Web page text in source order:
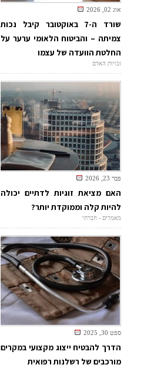
אוג 02, 2026
שורד ה-7 באוקטובר קיבל נכות
צמיתה – והביטוח הלאומי ערער על
החלטת הוועדה של עצמו
זכויות האדם
פבר 23, 2026
האם מציאת זוגיות לדתיים יכולה
להיות קלה וממוקדת יותר?
מאמרים - חברתי
ספט 30, 2025
הדרך להבטיח ייצוג מקצועי במקרים
מורכבים של רשלנות רפואית